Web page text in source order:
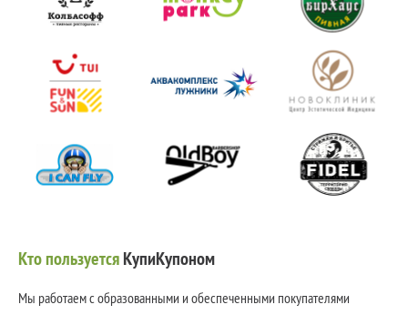
Кто пользуетсяКупиКупоном
Мы работаем с образованными и обеспеченными покупателями